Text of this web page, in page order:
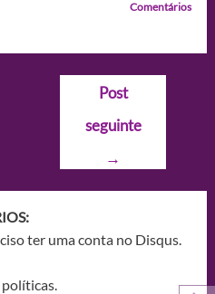
Comentários
Post
seguinte
→
ter uma conta no Disqus.